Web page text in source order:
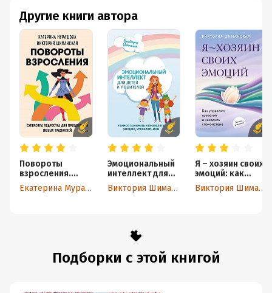
Другие книги автора
Повороты
взросления.
Суперсила
подростка для Екатерина Мурашова
Эмоциональный
интеллект для
детей и
родителей.
управлять ими
Виктория Шиманская
Я – хозяин своих
эмоций: как
управлять
тревогой и
Виктория Шиманская
Подборки с этой книгой